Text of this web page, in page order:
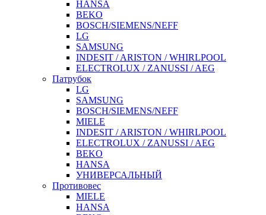
HANSA
BEKO
BOSCH/SIEMENS/NEFF
LG
SAMSUNG
INDESIT / ARISTON / WHIRLPOOL
ELECTROLUX / ZANUSSI / AEG
Патрубок
LG
SAMSUNG
BOSCH/SIEMENS/NEFF
MIELE
INDESIT / ARISTON / WHIRLPOOL
ELECTROLUX / ZANUSSI / AEG
BEKO
HANSA
УНИВЕРСАЛЬНЫЙ
Противовес
MIELE
HANSA